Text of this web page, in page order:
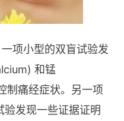
一项小型的双盲试验发
和锰
制痛经症状。另一项
发现一些证据证明